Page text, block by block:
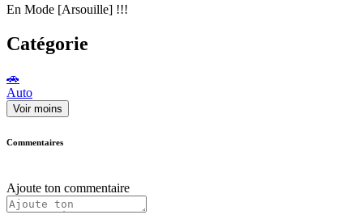
En Mode [Arsouille] !!!
Catégorie
🚗
Auto
Voir moins
Commentaires
Ajoute ton commentaire